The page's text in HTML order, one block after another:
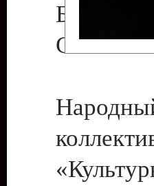
Бендеры